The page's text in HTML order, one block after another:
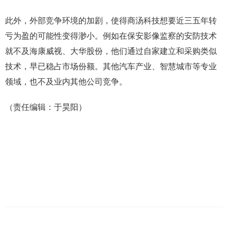
此外，外部竞争环境的加剧，使得商汤科技想要近三五年转
亏为盈的可能性变得渺小。例如在保安影像监察的安防技术
就不及海康威视、大华股份，他们通过自家建立和采购类似
技术，早已稳占市场份额。其他汽车产业、智慧城市等专业
领域，也不及业内其他公司竞争。
（责任编辑：于昊阳）